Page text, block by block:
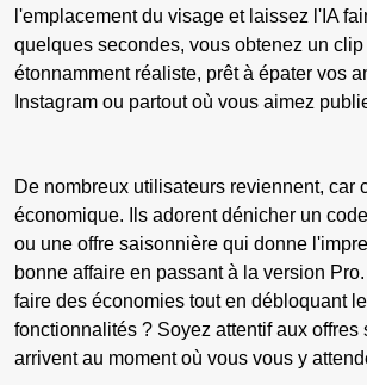
l'emplacement du visage et laissez l'IA
quelques secondes, vous obtenez un
étonnamment réaliste, prêt à épater vos
Instagram ou partout où vous aimez
De nombreux utilisateurs reviennent, car
économique. Ils adorent dénicher un
ou une offre saisonnière qui donne
bonne affaire en passant à la version
faire des économies tout en débloquant
fonctionnalités ? Soyez attentif aux offres
arrivent au moment où vous vous y